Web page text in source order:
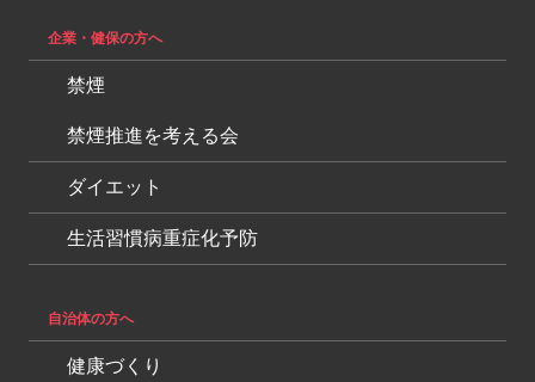
企業・健保の方へ
禁煙
禁煙推進を考える会
ダイエット
生活習慣病重症化予防
自治体の方へ
健康づくり